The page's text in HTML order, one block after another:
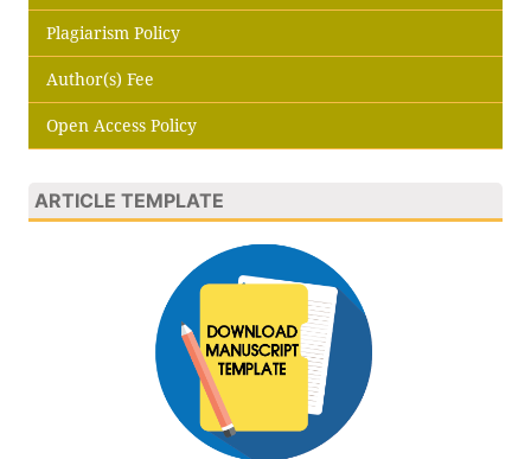
Plagiarism Policy
Author(s) Fee
Open Access Policy
ARTICLE TEMPLATE